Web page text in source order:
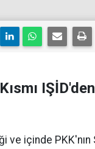
IŞİD'den
ve içinde PKK'nın